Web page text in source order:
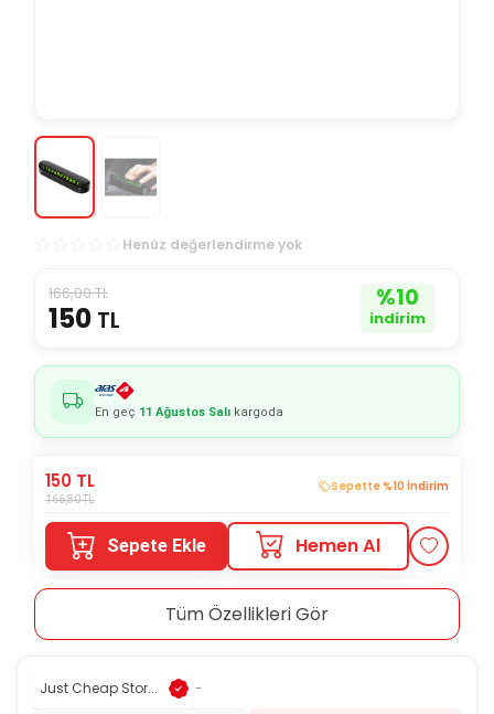
Henüz değerlendirme yok
166,80 TL
150 TL
%10
indirim
En geç 11 Ağustos Salı kargoda
150 TL
166,80TL
Sepette %10 İndirim
Sepete Ekle Hemen Al
Tüm Özellikleri Gör
Just Cheap Stor... -